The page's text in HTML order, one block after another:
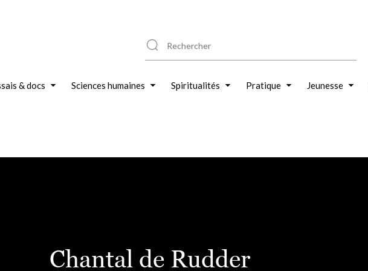
& docs Sciences humaines Spiritualités Pratique Jeunesse
Chantal de Rudder